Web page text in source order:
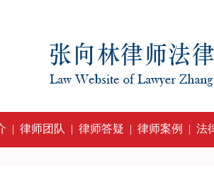
| 律师团队 | 律师答疑 | 律师案例 | 法